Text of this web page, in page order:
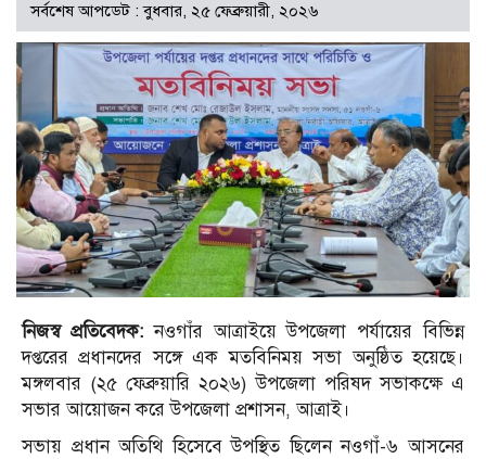
সর্বশেষ আপডেট : বুধবার, ২৫ ফেব্রুয়ারী, ২০২৬
নিজস্ব প্রতিবেদক:নওগাঁর আত্রাইয়ে উপজেলা পর্যায়ের বিভিন্ন
দপ্তরের প্রধানদের সঙ্গে এক মতবিনিময় সভা অনুষ্ঠিত হয়েছে।
মঙ্গলবার (২৫ ফেব্রুয়ারি ২০২৬) উপজেলা পরিষদ সভাকক্ষে এ
সভার আয়োজন করে উপজেলা প্রশাসন, আত্রাই।
সভায় প্রধান অতিথি হিসেবে উপস্থিত ছিলেন নওগাঁ-৬ আসনের